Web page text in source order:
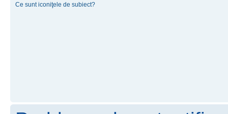
Ce sunt iconiţele de subiect?